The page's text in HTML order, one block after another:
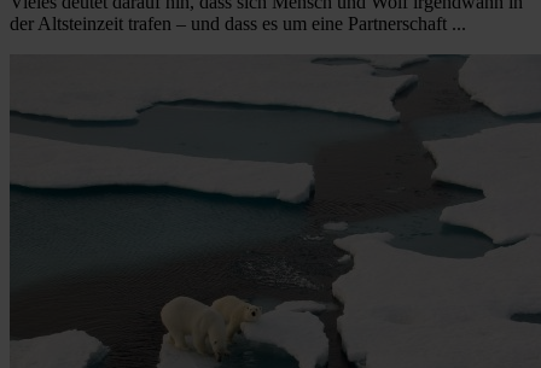
der Altsteinzeit trafen – und dass es um eine Partnerschaft ...